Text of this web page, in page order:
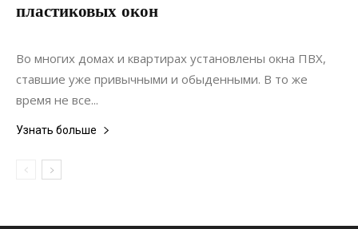
пластиковых окон
17.09.2018
Во многих домах и квартирах установлены окна ПВХ,
ставшие уже привычными и обыденными. В то же
время не все...
Узнать больше